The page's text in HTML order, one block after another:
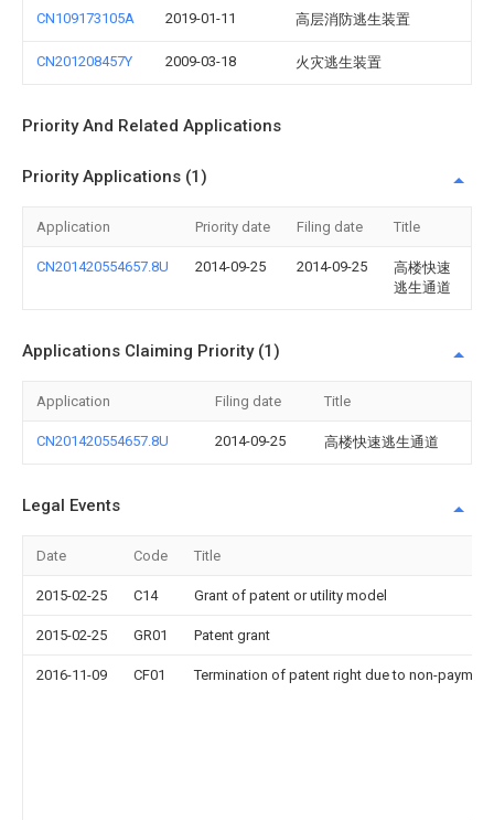
CN109173105A 2019-01-11 高层消防逃生装置
CN201208457Y 2009-03-18 火灾逃生装置
Priority And Related Applications
Priority Applications (1)
Application Priority date Filing date Title
CN201420554657.8U 2014-09-25 2014-09-25
高楼快速
逃生通道
Applications Claiming Priority (1)
Application Filing date Title
CN201420554657.8U 2014-09-25 高楼快速逃生通道
Legal Events
Date Code Title
2015-02-25 C14 Grant of patent or utility model
2015-02-25 GR01 Patent grant
2016-11-09 CF01 Termination of patent right due to non-